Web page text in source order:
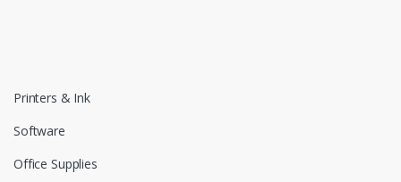
Printers & Ink
Software
Office Supplies